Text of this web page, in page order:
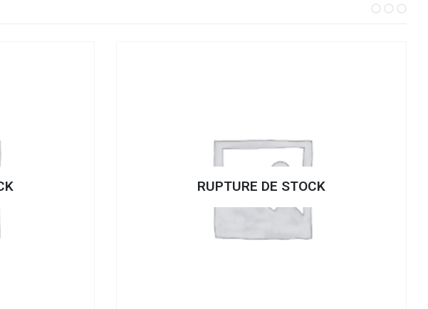
RUPTURE DE STOCK